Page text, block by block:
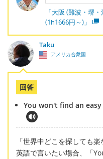
「大阪 (難波・堺
(1h1666円～)」
Taku
アメリカ合衆国
回答
You won't find an
「世界中どこを探しても
英語で言いたい場合、「